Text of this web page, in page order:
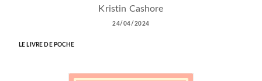
Kristin Cashore
24/04/2024
LE LIVRE DE POCHE